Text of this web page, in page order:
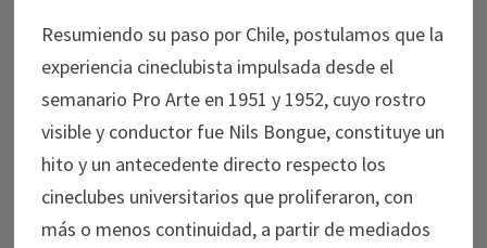
Resumiendo su paso por Chile, postulamos que la
experiencia cineclubista impulsada desde el
semanario Pro Arte en 1951 y 1952, cuyo rostro
visible y conductor fue Nils Bongue, constituye un
hito y un antecedente directo respecto los
cineclubes universitarios que proliferaron, con
más o menos continuidad, a partir de mediados